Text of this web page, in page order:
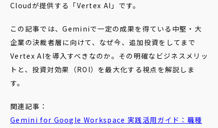
Cloudが提供する「Vertex AI」です。
この記事では、Geminiで一定の成果を得ている中堅・大
企業の決裁者層に向けて、なぜ今、追加投資をしてまで
Vertex AIを導入すべきなのか。その明確なビジネスメリッ
トと、投資対効果（ROI）を最大化する視点を解説しま
す。
関連記事：
Gemini for Google Workspace 実践活用ガイド：職種